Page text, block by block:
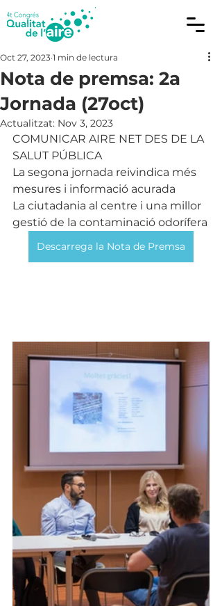
Nota de premsa: 2a
Jornada (27oct)
Oct 27, 2023 1 min de lectura
Actualitzat: Nov 3, 2023
COMUNICAR AIRE NET DES DE LA
SALUT PÚBLICA
La segona jornada reivindica més
mesures i informació acurada
La ciutadania al centre i una millor
gestió de la contaminació odorífera
Descarrega la Nota de Premsa